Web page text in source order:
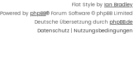
Flat Style by Ian Bradley
Powered by phpBB® Forum Software © phpBB Limited
Deutsche Übersetzung durch phpBB.de
Datenschutz | Nutzungsbedingungen